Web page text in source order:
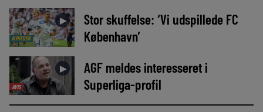
NYHEDER
►
Stor skuffelse: ‘Vi udspillede FC
København’
AVIS
►
AGF meldes interesseret i
Superliga-profil